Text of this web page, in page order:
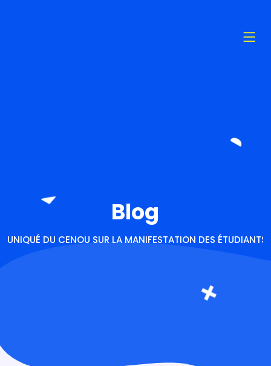
Blog
DU CENOU SUR LA MANIFESTATION DES ÉTUDIANTS